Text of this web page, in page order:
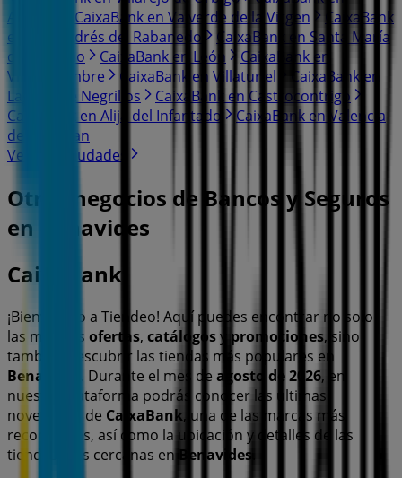
Astorga
CaixaBank en Valverde de la Virgen
CaixaBank
en San Andrés del Rabanedo
CaixaBank en Santa María
del Páramo
CaixaBank en León
CaixaBank en
Villaquilambre
CaixaBank en Villaturiel
CaixaBank en
Laguna de Negrillos
CaixaBank en Castrocontrigo
CaixaBank en Alija del Infantado
CaixaBank en Valencia
de Don Juan
Ver más ciudades
Otros negocios de Bancos y Seguros
en Benavides
CaixaBank
¡Bienvenido a Tiendeo! Aquí puedes encontrar no solo
las mejores ofertas, catálogosy promociones, sino
también descubrir las tiendas más populares en
Benavides . Durante el mes de agosto de 2026, en
nuestra plataforma podrás conocer las últimas
novedades de CaixaBank, una de las marcas más
reconocidas, así como la ubicación y detalles de las
tiendas más cercanas en Benavides